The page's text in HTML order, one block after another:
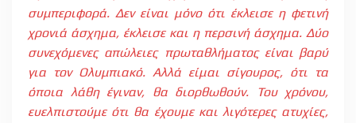
συμπεριφορά. Δεν είναι μόνο ότι έκλεισε η φετινή
χρονιά άσχημα, έκλεισε και η περσινή άσχημα. Δύο
συνεχόμενες απώλειες πρωταθλήματος είναι βαρύ
για τον Ολυμπιακό. Αλλά είμαι σίγουρος, ότι τα
όποια λάθη έγιναν, θα διορθωθούν. Του χρόνου,
ευελπιστούμε ότι θα έχουμε και λιγότερες ατυχίες,